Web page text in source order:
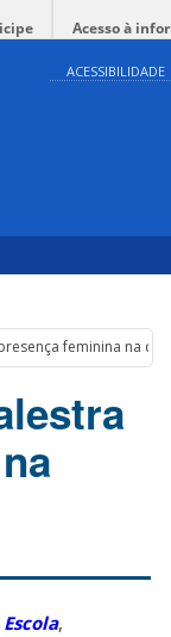
Acesso à
ACESSIBILIDADE
feminina na
,